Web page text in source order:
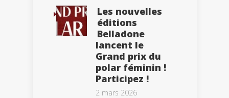
Les nouvelles
éditions
Belladone
lancent le
Grand prix du
polar féminin !
Participez !
2 mars 2026